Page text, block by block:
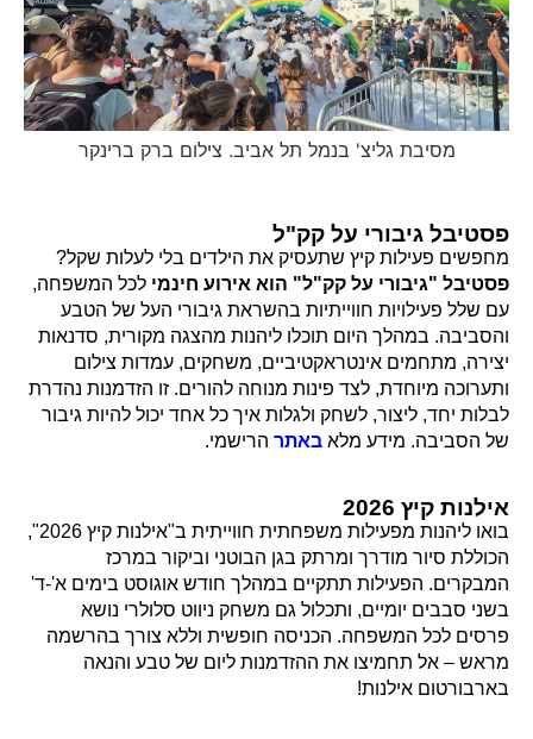
מסיבת גליצ' בנמל תל אביב. צילום ברק ברינקר
פסטיבל גיבורי על קק"ל
מחפשים פעילות קיץ שתעסיק את הילדים בלי לעלות שקל?
פסטיבל "גיבורי על קק"ל" הוא אירוע חינמי לכל המשפחה,
עם שלל פעילויות חווייתיות בהשראת גיבורי העל של הטבע
והסביבה. במהלך היום תוכלו ליהנות מהצגה מקורית, סדנאות
יצירה, מתחמים אינטראקטיביים, משחקים, עמדות צילום
ותערוכה מיוחדת, לצד פינות מנוחה להורים. זו הזדמנות נהדרת
לבלות יחד, ליצור, לשחק ולגלות איך כל אחד יכול להיות גיבור
של הסביבה. מידע מלא באתר הרישמי.
אילנות קיץ 2026
בואו ליהנות מפעילות משפחתית חווייתית ב"אילנות קיץ 2026",
הכוללת סיור מודרך ומרתק בגן הבוטני וביקור במרכז
המבקרים. הפעילות תתקיים במהלך חודש אוגוסט בימים א'-ד'
בשני סבבים יומיים, ותכלול גם משחק ניווט סלולרי נושא
פרסים לכל המשפחה. הכניסה חופשית וללא צורך בהרשמה
מראש – אל תחמיצו את ההזדמנות ליום של טבע והנאה
בארבורטום אילנות!